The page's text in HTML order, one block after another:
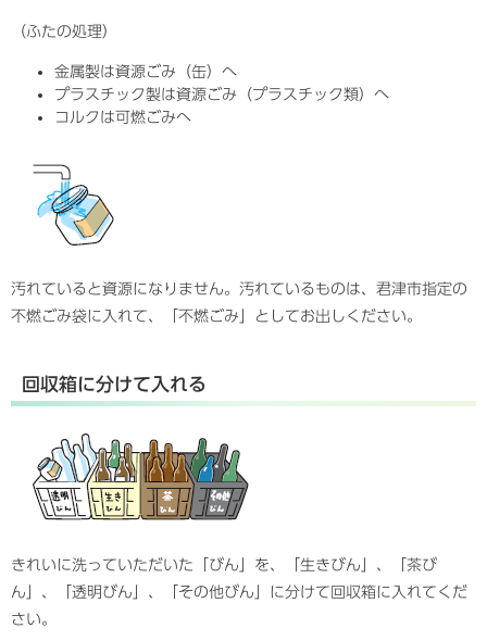
（ふたの処理）
金属製は資源ごみ（缶）へ
プラスチック製は資源ごみ（プラスチック類）へ
コルクは可燃ごみへ
汚れていると資源になりません。汚れているものは、君津市指定の
不燃ごみ袋に入れて、「不燃ごみ」としてお出しください。
回収箱に分けて入れる
きれいに洗っていただいた「びん」を、「生きびん」、「茶び
ん」、「透明びん」、「その他びん」に分けて回収箱に入れてくだ
さい。